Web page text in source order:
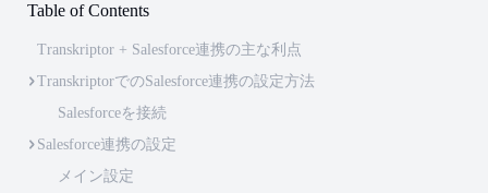
Table of Contents
Transkriptor + Salesforce連携の主な利点
TranskriptorでのSalesforce連携の設定方法
Salesforceを接続
Salesforce連携の設定
メイン設定